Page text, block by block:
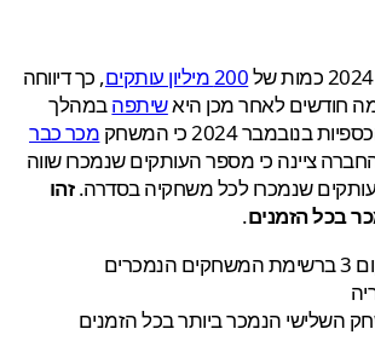
200 מיליון עותקים
, כך דיווחה
לאחר מכן היא שיתפהבמהלך
2024 כי המשחק
מכר כבר
ציינה כי מספר העותקים שנמכרו שווה
שנמכרו לכל משחקיה בסדרה.זהו
.